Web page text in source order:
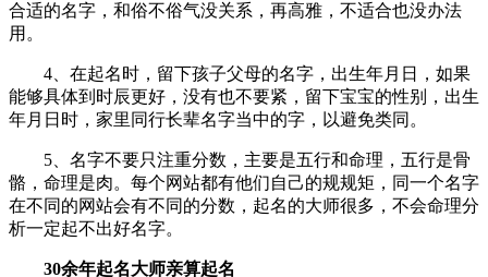
合适的名字，和俗不俗气没关系，再高雅，不适合也没办法
用。
4、在起名时，留下孩子父母的名字，出生年月日，如果
能够具体到时辰更好，没有也不要紧，留下宝宝的性别，出生
年月日时，家里同行长辈名字当中的字，以避免类同。
5、名字不要只注重分数，主要是五行和命理，五行是骨
骼，命理是肉。每个网站都有他们自己的规规矩，同一个名字
在不同的网站会有不同的分数，起名的大师很多，不会命理分
析一定起不出好名字。
30余年起名大师亲算起名